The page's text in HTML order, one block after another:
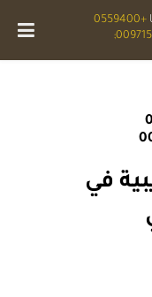
+0559400
في